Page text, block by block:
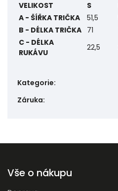
VELIKOST
S
A - ŠÍŘKA TRIČKA
51,5
B - DÉLKA TRIČKA 71
C - DÉLKA
RUKÁVU
22,5
Kategorie:
Záruka:
Vše o nákupu